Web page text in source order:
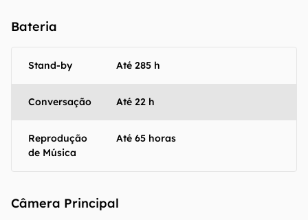
Bateria
Stand-by Até 285 h
Conversação Até 22 h
Reprodução
de Música
Até 65 horas
Câmera Principal